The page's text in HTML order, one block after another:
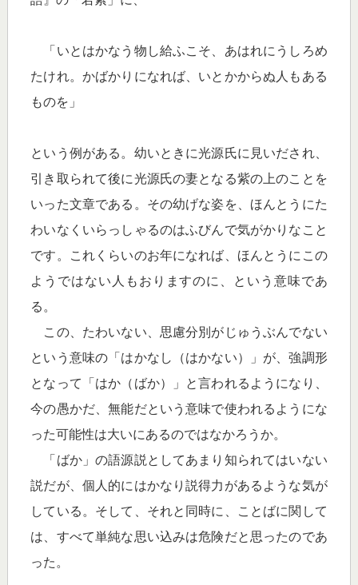
「いとはかなう物し給ふこそ、あはれにうしろめ
たけれ。かばかりになれば、いとかからぬ人もある
ものを」
という例がある。幼いときに光源氏に見いだされ、
引き取られて後に光源氏の妻となる紫の上のことを
いった文章である。その幼げな姿を、ほんとうにた
わいなくいらっしゃるのはふびんで気がかりなこと
です。これくらいのお年になれば、ほんとうにこの
ようではない人もおりますのに、という意味であ
る。
この、たわいない、思慮分別がじゅうぶんでない
という意味の「はかなし（はかない）」が、強調形
となって「はか（ばか）」と言われるようになり、
今の愚かだ、無能だという意味で使われるようにな
った可能性は大いにあるのではなかろうか。
「ばか」の語源説としてあまり知られてはいない
説だが、個人的にはかなり説得力があるような気が
している。そして、それと同時に、ことばに関して
は、すべて単純な思い込みは危険だと思ったのであ
った。